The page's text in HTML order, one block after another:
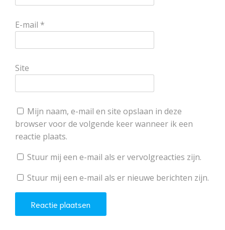
E-mail *
Site
Mijn naam, e-mail en site opslaan in deze
browser voor de volgende keer wanneer ik een
reactie plaats.
Stuur mij een e-mail als er vervolgreacties zijn.
Stuur mij een e-mail als er nieuwe berichten zijn.